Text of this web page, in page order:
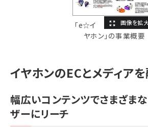
「e☆イ
ヤホン」の事業概要
イヤホンのECとメディア
幅広いコンテンツでさまざま
ザーにリーチ